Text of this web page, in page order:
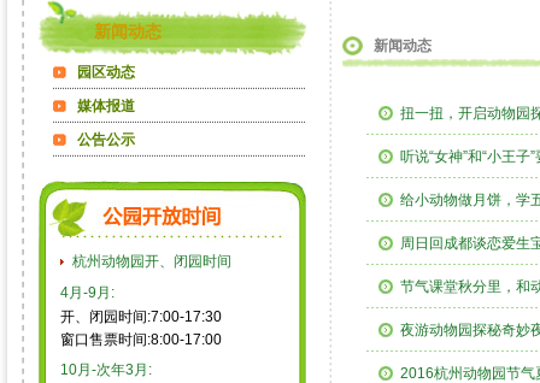
新闻动态
园区动态
媒体报道
公告公示
杭州动物园开、闭园时间
4月-9月:
开、闭园时间:7:00-17:30
窗口售票时间:8:00-17:00
10月-次年3月:
新闻动态
扭一扭，开启动物园
听说“女神”和“小王
给小动物做月饼，学
周日回成都谈恋爱生
节气课堂秋分里，和
夜游动物园探秘奇妙
2016杭州动物园节气